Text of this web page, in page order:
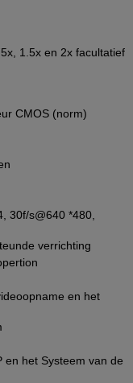
1.5x en 2x facultatief
CMOS (norm)
30f/s@640 *480,
verrichting
en het
en het Systeem van de